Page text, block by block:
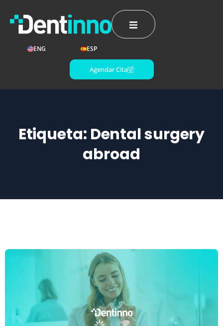
ENG ESP
Agendar Cita
Etiqueta: Dental surgery
abroad